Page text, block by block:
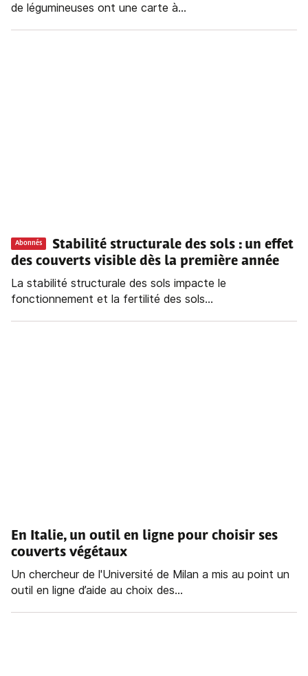
de légumineuses ont une carte à...
Abonnés
Stabilité structurale des sols : un effet
des couverts visible dès la première année
La stabilité structurale des sols impacte le
fonctionnement et la fertilité des sols...
En Italie, un outil en ligne pour choisir ses
couverts végétaux
Un chercheur de l'Université de Milan a mis au point un
outil en ligne d’aide au choix des...